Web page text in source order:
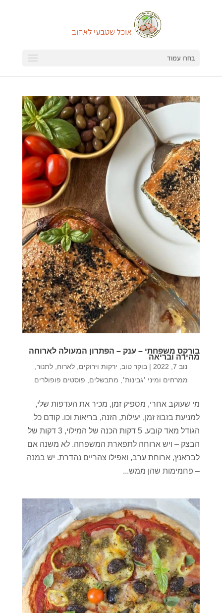
בחרו עמוד
בורקס משפחתי – ענק – הפתרון המעולה לארוחה
מהירה ובריאה
נוב 7, 2022 | בוקר טוב ירקות וירוקים לארוח לתנור
ממרחים ומיני ׳גבינות׳
מתבשלים פוסטים פופולרים
מי שעוקב אחרי, מספיק זמן, מכיר את העדפות שלי,
למניעת בזבוז זמן, יעילות, הזנה, בריאות וכו. קודם כל
הגודל מאד קובע. 5 דקות הכנה של המילוי, 3 דקות של
הבצק – ויש ארוחה לתפארת המשפחה. לא משנה אם
לבראנץ, ארוחת ערב, ואפילו צהריים נהדרת. יש במנה
– פחמימות שהן ממש...